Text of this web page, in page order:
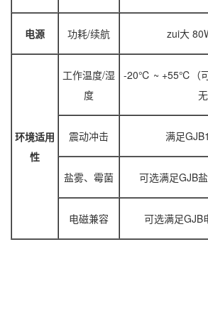
电源 功耗/续航 zui大
环境适用
性
工作温度/湿
度
-20℃ ~ +55℃（可
震动冲击 满足
盐雾、霉菌 可选满足GJB
电磁兼容 可选满足GJB